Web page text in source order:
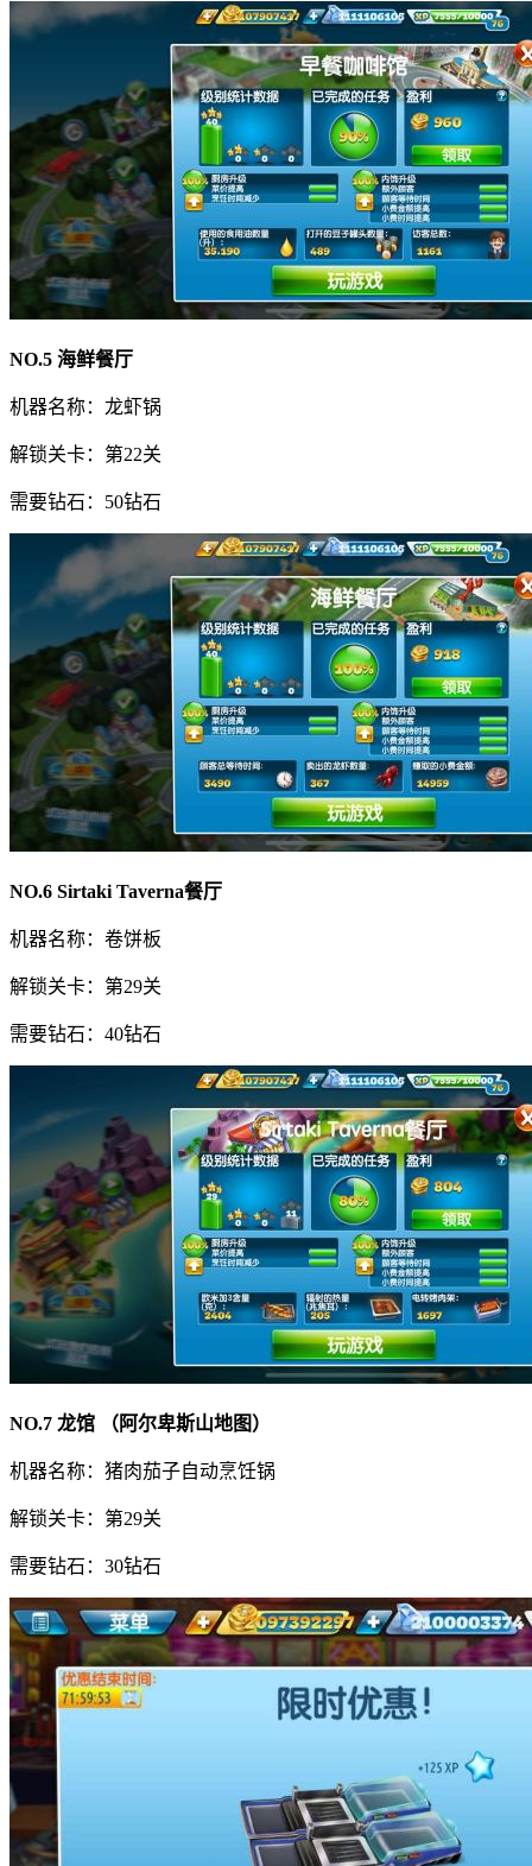
NO.5 海鲜餐厅
机器名称：龙虾锅
解锁关卡：第22关
需要钻石：50钻石
NO.6 Sirtaki Taverna餐厅
机器名称：卷饼板
解锁关卡：第29关
需要钻石：40钻石
NO.7 龙馆 （阿尔卑斯山地图）
机器名称：猪肉茄子自动烹饪锅
解锁关卡：第29关
需要钻石：30钻石